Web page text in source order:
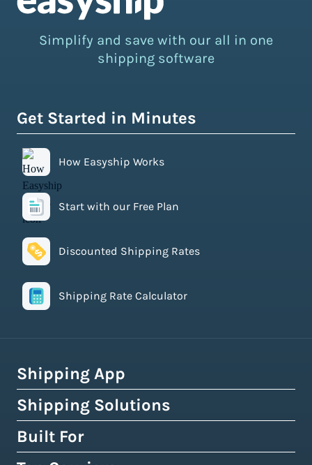
Simplify and save with our all in one
shipping software
Get Started in Minutes
How Easyship Works
Start with our Free Plan
Discounted Shipping Rates
Shipping Rate Calculator
Shipping App
How Easyship Works
Multi-Carrier Shipping Software
Smart Shipping Dashboard
Shipping Solutions
Global Fulfillment Network
Built For